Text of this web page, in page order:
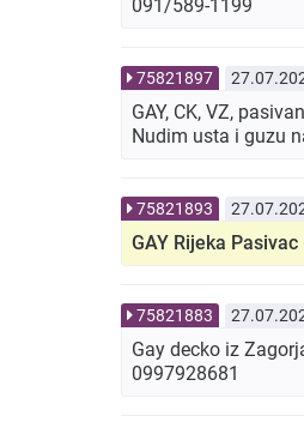
091/589-1199
75821897
GAY, CK, VZ,
Nudim usta i guzu
75821893
GAY Rijeka
75821883
Gay decko iz
0997928681